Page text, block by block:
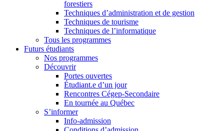
forestiers
Techniques d’administration et de gestion
Techniques de tourisme
Techniques de l’informatique
Tous les programmes
Futurs étudiants
Nos programmes
Découvrir
Portes ouvertes
Étudiant.e d’un jour
Rencontres Cégep-Secondaire
En tournée au Québec
S’informer
Info-admission